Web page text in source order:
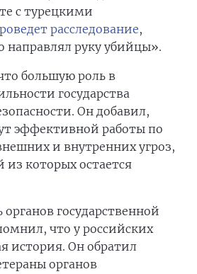
с турецкими
расследование,
направлял руку убийцы».
большую роль в
государства
Он добавил,
эффективной работы по
и внутренних угроз,
из которых остается
государственной
что у российских
история. Он обратил
органов